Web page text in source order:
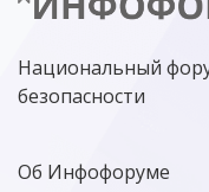
Национальный
безопасности
Об Инфофоруме